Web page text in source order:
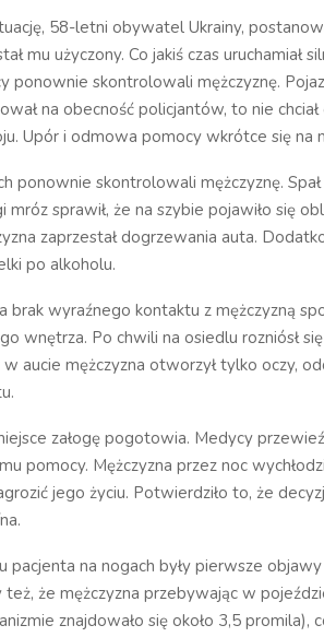
58-letni obywatel Ukrainy,
mu użyczony. Co jakiś czas uruchamiał
ponownie skontrolowali mężczyznę.
na obecność policjantów, to nie
Upór i odmowa pomocy wkrótce się na
ponownie skontrolowali mężczyznę.
mróz sprawił, że na szybie pojawiło się
zaprzestał dogrzewania auta.
po alkoholu.
brak wyraźnego kontaktu z mężczyzną
wnętrza. Po chwili na osiedlu rozniósł
aucie mężczyzna otworzył tylko oczy,
załogę pogotowia. Medycy
pomocy. Mężczyzna przez noc
jego życiu. Potwierdziło to, że
pacjenta na nogach były pierwsze
że mężczyzna przebywając w
znajdowało się około 3,5 promila),